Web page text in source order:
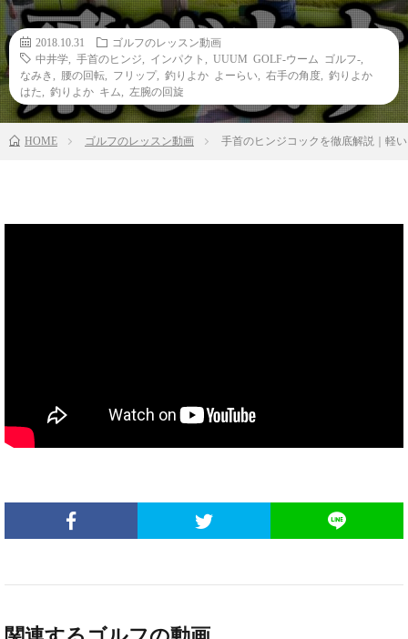
2018.10.31
ゴルフのレッスン動画
中井学
手首のヒンジ インパクト UUUM GOLF-ウーム ゴルフ-
なみき
腰の回転 フリップ, 釣りよか よーらい 右手の角度
釣りよか
はた
釣りよか キム 左腕の回旋
HOME ゴルフのレッスン動画 手首のヒンジコックを徹底解説｜軽